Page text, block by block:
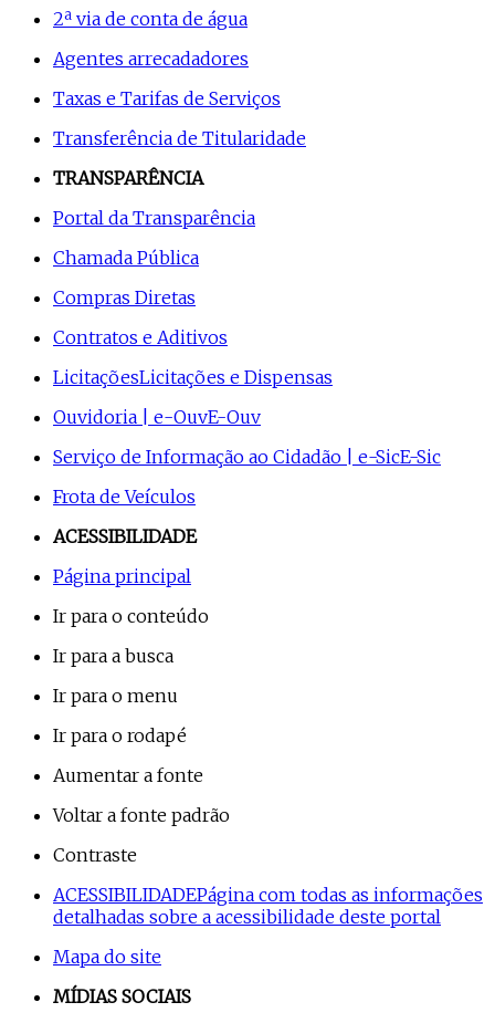
2ª via de conta de água
Agentes arrecadadores
Taxas e Tarifas de Serviços
Transferência de Titularidade
TRANSPARÊNCIA
Portal da Transparência
Chamada Pública
Compras Diretas
Contratos e Aditivos
LicitaçõesLicitações e Dispensas
Ouvidoria | e-OuvE-Ouv
Serviço de Informação ao Cidadão | e-SicE-Sic
Frota de Veículos
ACESSIBILIDADE
Página principal
Ir para o conteúdo
Ir para a busca
Ir para o menu
Ir para o rodapé
Aumentar a fonte
Voltar a fonte padrão
Contraste
ACESSIBILIDADEPágina com todas as informações
detalhadas sobre a acessibilidade deste portal
Mapa do site
MÍDIAS SOCIAIS